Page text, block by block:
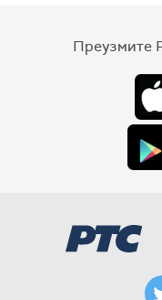
Преузмите